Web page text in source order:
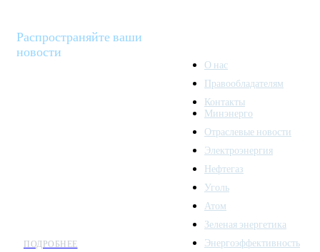
Распространяйте ваши
новости
ПОДРОБНЕЕ
О нас
Правообладателям
Контакты
Минэнерго
Отраслевые новости
Электроэнергия
Нефтегаз
Уголь
Атом
Зеленая энергетика
Энергоэффективность